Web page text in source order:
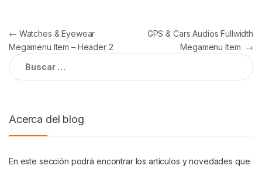
Navegación
de
entradas
← Watches & Eyewear
Megamenu Item – Header 2
GPS & Cars Audios Fullwidth
Megamenu Item →
Buscar:
Acerca del blog
En este sección podrá encontrar los artículos y novedades que